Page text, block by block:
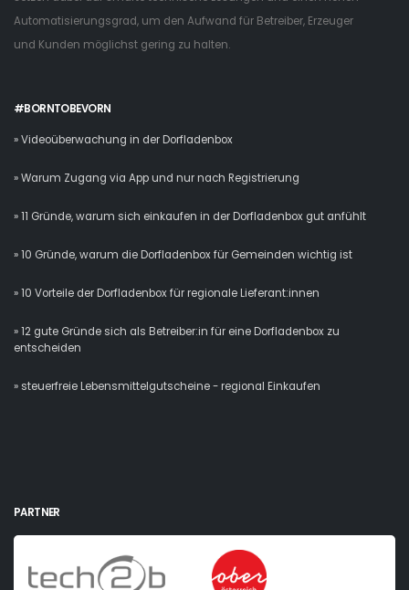
Automatisierungsgrad, um den Aufwand für Betreiber, Erzeuger
und Kunden möglichst gering zu halten.
#BORNTOBEVORN
» Videoüberwachung in der Dorfladenbox
» Warum Zugang via App und nur nach Registrierung
» 11 Gründe, warum sich einkaufen in der Dorfladenbox gut anfühlt
» 10 Gründe, warum die Dorfladenbox für Gemeinden wichtig ist
» 10 Vorteile der Dorfladenbox für regionale Lieferant:innen
» 12 gute Gründe sich als Betreiber:in für eine Dorfladenbox zu
entscheiden
» steuerfreie Lebensmittelgutscheine - regional Einkaufen
PARTNER